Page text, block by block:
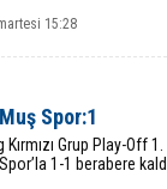
15:28
Spor:1
Kırmızı Grup Play-Off
1-1 berabere